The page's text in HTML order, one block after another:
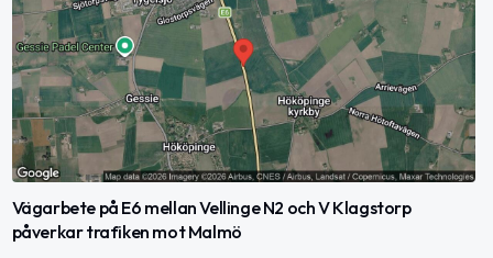
Vägarbete på E6 mellan Vellinge N2 och V Klagstorp
påverkar trafiken mot Malmö